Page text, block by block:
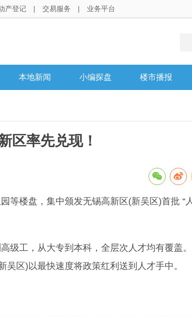
产登记 | 交易服务 | 业务平台
本地新闻 小编探盘 楼市播报
区率先兑现！
楼盘，集中颁发无锡高新区(新吴区)首批 “
工，从大专到本科，全层次人才均有覆盖
区)以最快速度将政策红利送到人才手中。